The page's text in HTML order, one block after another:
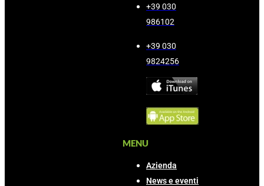
+39 030
986102
+39 030
9824256
MENU
Azienda
News e eventi